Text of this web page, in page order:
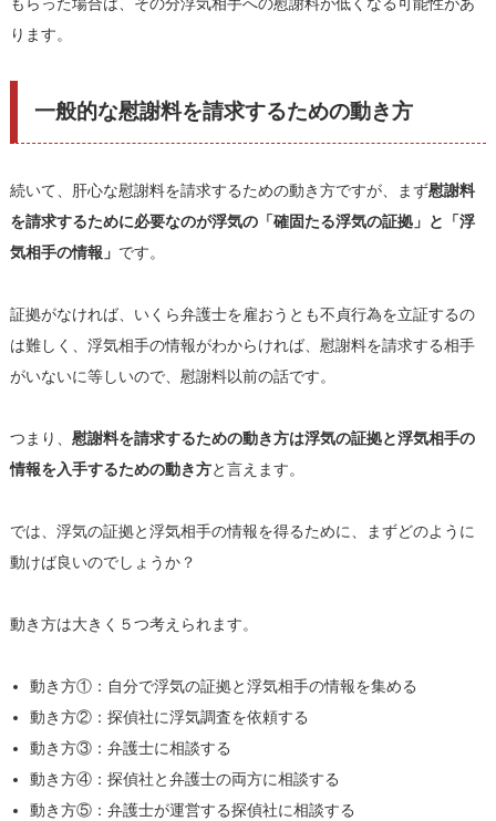
もらった場合は、その分浮気相手への慰謝料が低くなる可能性があ
ります。
一般的な慰謝料を請求するための動き方
続いて、肝心な慰謝料を請求するための動き方ですが、まず慰謝料
を請求するために必要なのが浮気の「確固たる浮気の証拠」と「浮
気相手の情報」 です。
証拠がなければ、いくら弁護士を雇おうとも不貞行為を立証するの
は難しく、浮気相手の情報がわからければ、慰謝料を請求する相手
がいないに等しいので、慰謝料以前の話です。
つまり、 慰謝料を請求するための動き方は浮気の証拠と浮気相手の
情報を入手するための動き方と言えます。
では、浮気の証拠と浮気相手の情報を得るために、まずどのように
動けば良いのでしょうか？
動き方は大きく５つ考えられます。
動き方①：自分で浮気の証拠と浮気相手の情報を集める
動き方②：探偵社に浮気調査を依頼する
動き方③：弁護士に相談する
動き方④：探偵社と弁護士の両方に相談する
動き方⑤：弁護士が運営する探偵社に相談する